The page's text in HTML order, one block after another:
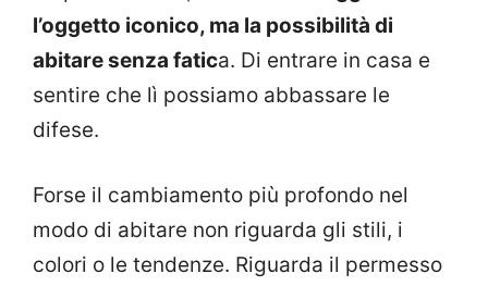
l’oggetto iconico, ma la possibilità di
abitare senza fatica. Di entrare in casa e
sentire che lì possiamo abbassare le
difese.
Forse il cambiamento più profondo nel
modo di abitare non riguarda gli stili, i
colori o le tendenze. Riguarda il permesso